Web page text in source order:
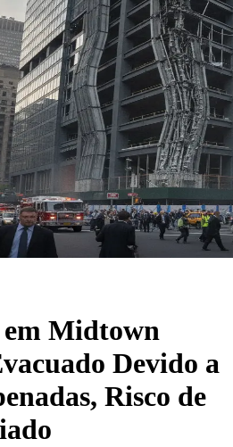
Midtown
Devido a
Risco de